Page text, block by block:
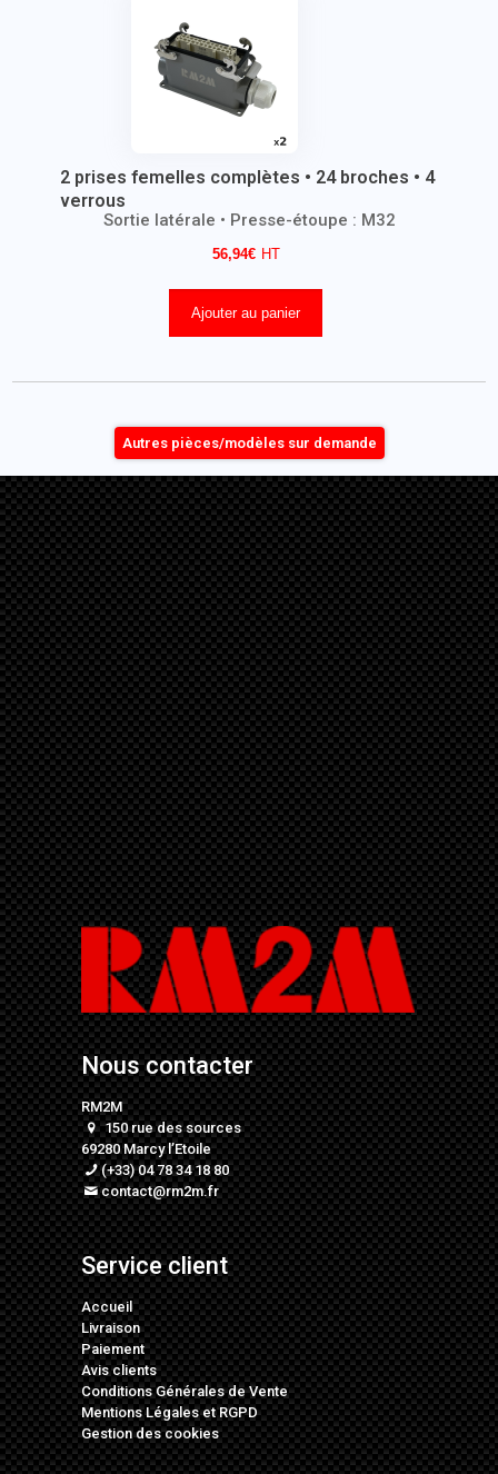
2 prises femelles complètes • 24 broches • 4
verrous
Sortie latérale • Presse-étoupe : M32
56,94€
Ajouter au panier
Autres pièces/modèles sur demande
Nous contacter
RM2M
150 rue des sources
69280 Marcy l’Etoile
(+33) 04 78 34 18 80
contact@rm2m.fr
Service client
Accueil
Livraison
Paiement
Avis clients
Conditions Générales de Vente
Mentions LégalesetRGPD
Gestion des cookies